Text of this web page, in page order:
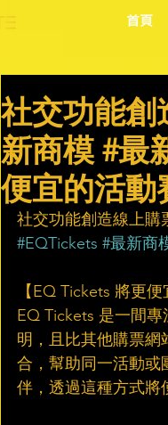
首頁
社交功能創
新商模 #最
便宜的活動
社交功能創造線上購
#EQTickets #最新商
【EQ Tickets 將更
EQ Tickets 是一間
明，且比其他購票網
合，幫助同一活動或
伴，透過這種方式將